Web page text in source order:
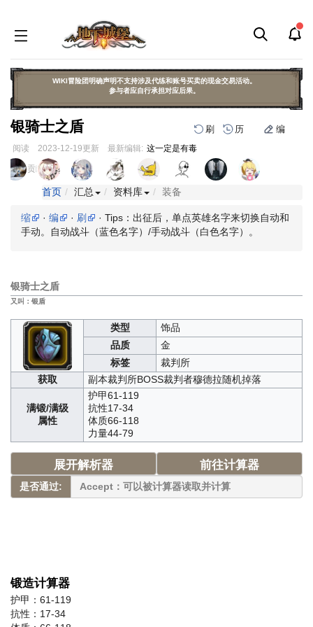
WIKI冒险团明确声明不支持涉及代练和账号买卖的现金交易活动。
参与者应自行承担对应后果。
银骑士之盾 刷 历 编
阅读 2023-12-19更新 最新编辑: 这一定是有毒
跳
到
跳
到
页面贡献者 :
首页 汇总 资料库 装备
缩 · 编 · 刷
· Tips：出征后，单点英雄名字来切换自动和
手动。自动战斗（蓝色名字）/手动战斗（白色名字）。
银骑士之盾
又叫：银盾
类型
饰品
品质
金
标签
裁判所
获取
副本裁判所BOSS裁判者穆德拉随机掉落
满锻/满级
属性
护甲61-119
抗性17-34
体质66-118
力量44-79
展开解析器 前往计算器
是否通过:
锻造计算器
护甲：61-119
抗性：17-34